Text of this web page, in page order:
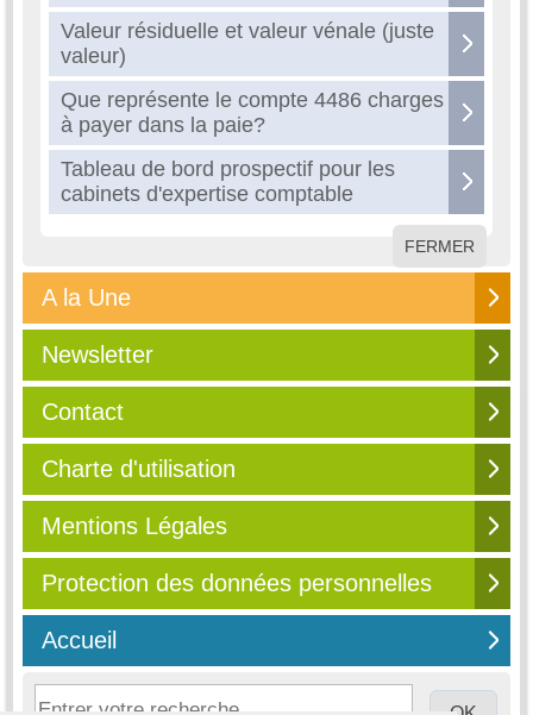
Valeur résiduelle et valeur vénale (juste
valeur)
Que représente le compte 4486 charges
à payer dans la paie?
Tableau de bord prospectif pour les
cabinets d'expertise comptable
FERMER
A la Une
Newsletter
Contact
Charte d'utilisation
Mentions Légales
Protection des données personnelles
Accueil